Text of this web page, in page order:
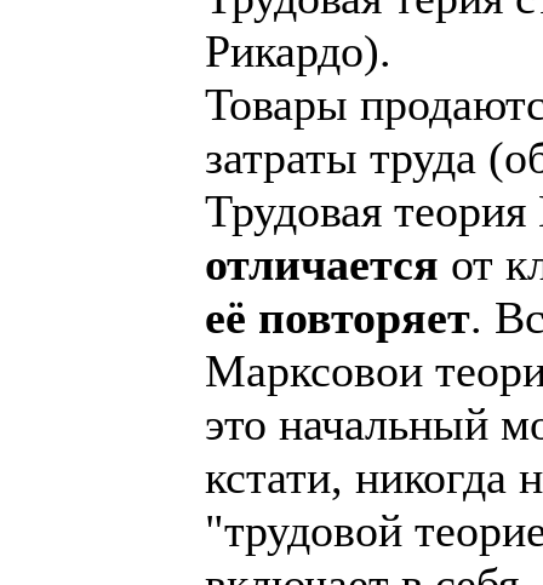
Рикардо).
Товары
затраты труда
Трудовая
отличается от
её повторяет.
Марксовои
это начальный
кстати, никогда
"трудовой